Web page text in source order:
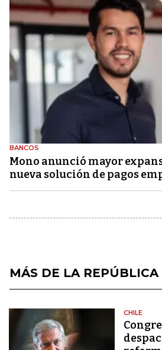
BANCOS
Mono anunció mayor
nueva solución de pagos
MÁS DE LA REPÚBLICA
CHILE